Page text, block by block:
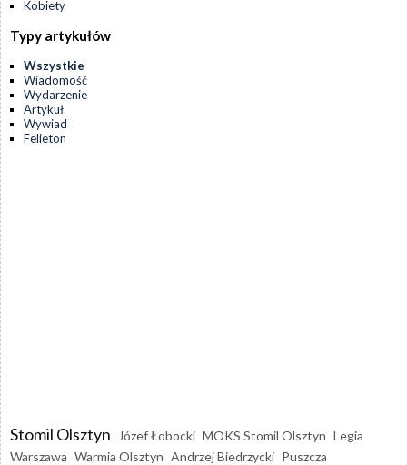
Kobiety
Typy artykułów
Wszystkie
Wiadomość
Wydarzenie
Artykuł
Wywiad
Felieton
Stomil Olsztyn Józef Łobocki MOKS Stomil Olsztyn Legia
Warszawa Warmia Olsztyn Andrzej Biedrzycki Puszcza